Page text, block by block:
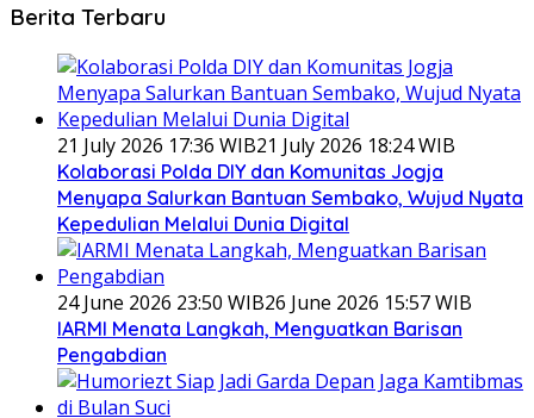
Berita Terbaru
21 July 2026 17:36 WIB21 July 2026 18:24 WIB
Kolaborasi Polda DIY dan Komunitas Jogja
Menyapa Salurkan Bantuan Sembako, Wujud Nyata
Kepedulian Melalui Dunia Digital
24 June 2026 23:50 WIB26 June 2026 15:57 WIB
IARMI Menata Langkah, Menguatkan Barisan
Pengabdian